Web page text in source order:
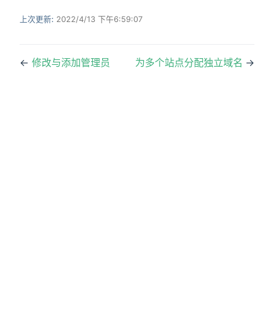
上次更新: 2022/4/13 下午6:59:07
← 修改与添加管理员 为多个站点分配独立域名 →